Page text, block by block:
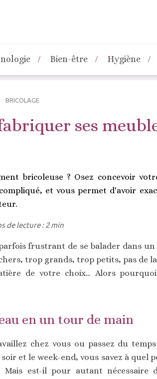
Bien-être Hygiène
BRICOLAGE
ses
bricoleuse ? Osez concevoir
et vous permet d'avoir
de lecture : 2 min
frustrant de se balader dans un
trop grands, trop petits, pas de
de votre choix… Alors
en un tour de main
chez vous ou passez du
soir et le week-end, vous savez à quel
Mais est-il pour autant nécessaire